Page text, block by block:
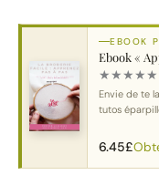
EBOOK
Ebook «
★★★★★
Envie de te
tutos
6.45£